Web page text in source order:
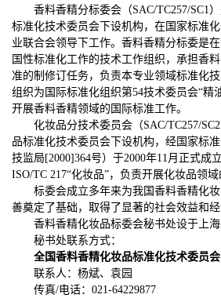
香料香精分标委会（SAC/TC257/SC1
标准化技术委员会下设机构，在国家标准
业联合会领导下工作。香料香精分标委是
国性标准化工作的技术工作组织，承担香
准的制修订任务，负责本专业领域标准化
组织为国际标准化组织第54技术委员会“精
开展香料香精领域的国际标准工作。
化妆品分技术委员会（SAC/TC257/
品标准化技术委员会下设机构，经国家标
技监局[2000]364号）于2000年11月正式成
ISO/TC 217“化妆品”，负责开展化妆品领域
标委会成立多年来为我国香料香精化
善奠定了基础，取得了显著的社会效益和经
香料香精化妆品标委会秘书处设于上海
秘书处联系方式：
全国香料香精化妆品标准化技术委员
联系人：杨斌、袁园
传真/电话：021-64229877